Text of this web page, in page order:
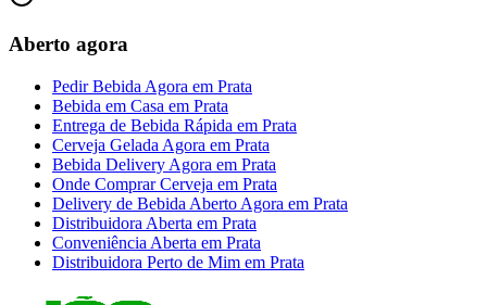
Aberto agora
Pedir Bebida Agora em Prata
Bebida em Casa em Prata
Entrega de Bebida Rápida em Prata
Cerveja Gelada Agora em Prata
Bebida Delivery Agora em Prata
Onde Comprar Cerveja em Prata
Delivery de Bebida Aberto Agora em Prata
Distribuidora Aberta em Prata
Conveniência Aberta em Prata
Distribuidora Perto de Mim em Prata